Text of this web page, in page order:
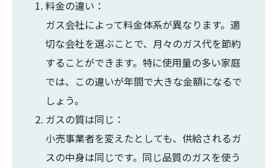
料金の違い：
ガス会社によって料金体系が異なります。適
切な会社を選ぶことで、月々のガス代を節約
することができます。特に使用量の多い家庭
では、この違いが年間で大きな金額になるで
しょう。
ガスの質は同じ：
小売事業者を変えたとしても、供給されるガ
スの中身は同じです。同じ品質のガスを使う